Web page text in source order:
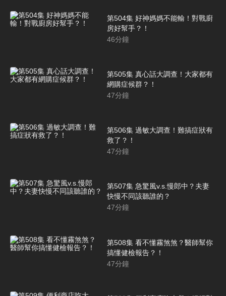
第504集 好神媽媽不能輸！對戰廚
房好幫手？！
46分鐘
第505集 真心話大調查！大家都有
網購症候群？！
47分鐘
第506集 過敏大調查！難搞症狀有
救了？！
47分鐘
第507集 急驚風v.s.慢郎中？夫妻
快慢不同該聽誰的？
47分鐘
第508集 看不懂霧煞煞？醫師幫你
搞懂健檢報告？！
47分鐘